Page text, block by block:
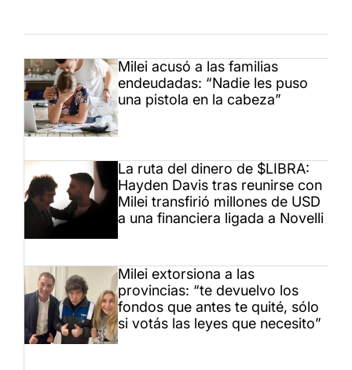
Milei acusó a las familias
endeudadas: “Nadie les puso
una pistola en la cabeza”
La ruta del dinero de $LIBRA:
Hayden Davis tras reunirse con
Milei transfirió millones de USD
a una financiera ligada a Novelli
Milei extorsiona a las
provincias: “te devuelvo los
fondos que antes te quité, sólo
si votás las leyes que necesito”